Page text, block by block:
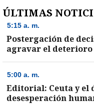
ÚLTIMAS
5:15 a. m.
Postergación de
agravar el deterioro
5:00 a. m.
Editorial: Ceuta y el
desesperación